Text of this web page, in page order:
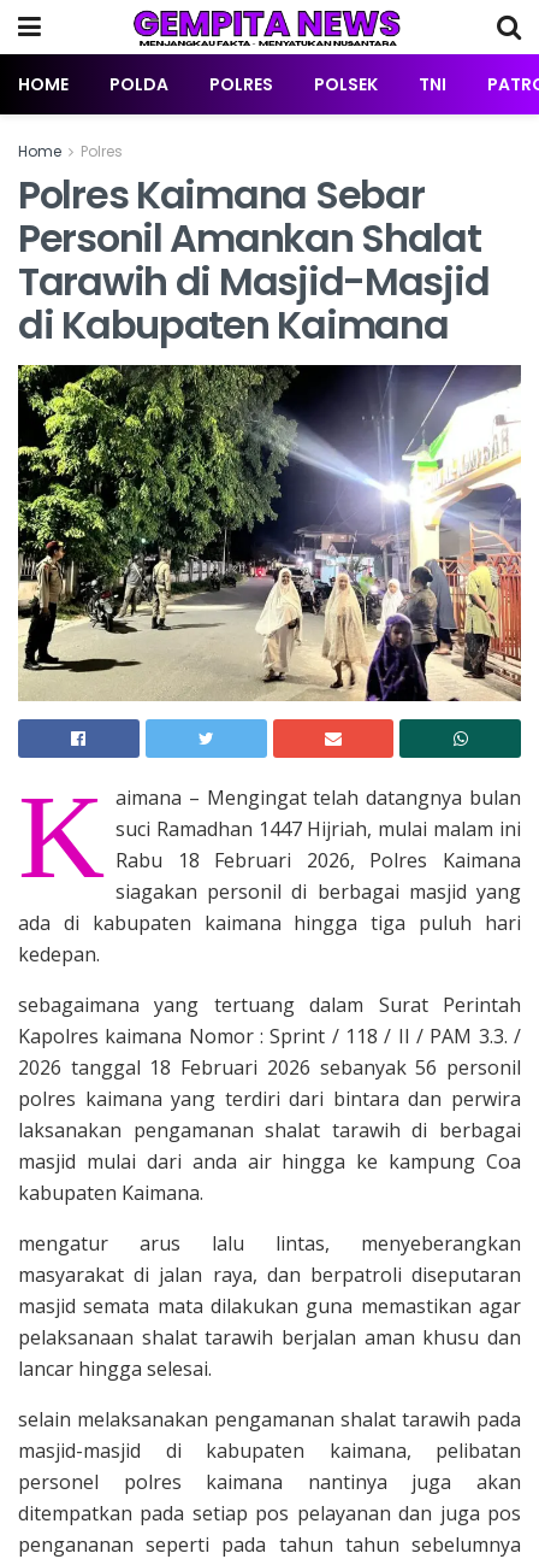
HOME POLDA POLRES POLSEK TNI
Home Polres
Polres Kaimana Sebar
Personil Amankan Shalat
Tarawih di Masjid-Masjid
di Kabupaten Kaimana
K aimana – Mengingat telah datangnya bulan
suci Ramadhan 1447 Hijriah, mulai malam ini
Rabu 18 Februari 2026, Polres Kaimana
siagakan personil di berbagai masjid yang
ada di kabupaten kaimana hingga tiga puluh hari
kedepan.
sebagaimana yang tertuang dalam Surat Perintah
Kapolres kaimana Nomor : Sprint / 118 / II / PAM 3.3. /
2026 tanggal 18 Februari 2026 sebanyak 56 personil
polres kaimana yang terdiri dari bintara dan perwira
laksanakan pengamanan shalat tarawih di berbagai
masjid mulai dari anda air hingga ke kampung Coa
kabupaten Kaimana.
mengatur arus lalu lintas, menyeberangkan
masyarakat di jalan raya, dan berpatroli diseputaran
masjid semata mata dilakukan guna memastikan agar
pelaksanaan shalat tarawih berjalan aman khusu dan
lancar hingga selesai.
selain melaksanakan pengamanan shalat tarawih pada
masjid-masjid di kabupaten kaimana, pelibatan
personel polres kaimana nantinya juga akan
ditempatkan pada setiap pos pelayanan dan juga pos
pengananan seperti pada tahun tahun sebelumnya